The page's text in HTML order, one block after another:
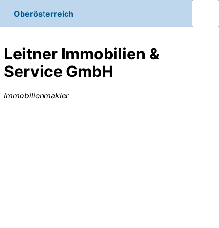
Oberösterreich
Leitner Immobilien &
Service GmbH
Immobilienmakler